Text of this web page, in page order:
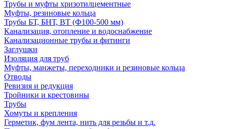
Трубы и муфты хризотилцементные
Муфты, резиновые кольца
Трубы БТ, БНТ, ВТ (Ф100-500 мм)
Канализация, отопление и водоснабжение
Канализационные трубы и фитинги
Заглушки
Изоляция для труб
Муфты, манжеты, переходники и резиновые кольца
Отводы
Ревизия и редукция
Тройники и крестовины
Трубы
Хомуты и крепления
Герметик, фум лента, нить для резьбы и т.д.